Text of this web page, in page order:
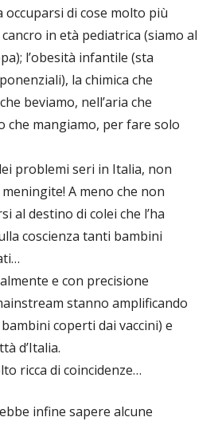
occuparsi di cose molto più
in età pediatrica (siamo al
l’obesità infantile (sta
la chimica che
beviamo, nell’aria che
che mangiamo, per fare solo
problemi seri in Italia, non
A meno che non
al destino di colei che l’ha
coscienza tanti bambini
e con precisione
stanno amplificando
coperti dai vaccini) e
d’Italia.
ricca di coincidenze…
infine sapere alcune